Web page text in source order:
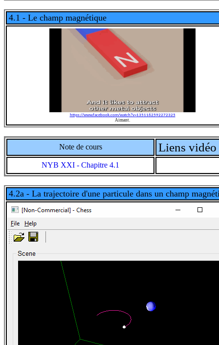
4.1 - Le champ magnétique
https://www.facebook.com/watch?v=1351162592272325
Aimant.
Note de cours Liens vidéo
NYB XXI - Chapitre 4.1
4.2a - La trajectoire d'une particule dans un champ